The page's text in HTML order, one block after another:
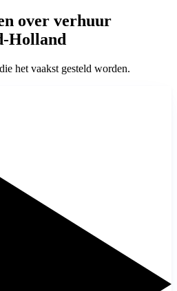
over verhuur
Holland
het vaakst gesteld worden.